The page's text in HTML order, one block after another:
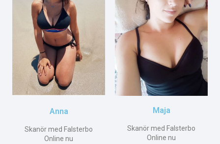
Anna
Skanör med Falsterbo
Online nu
Maja
Skanör med Falsterbo
Online nu